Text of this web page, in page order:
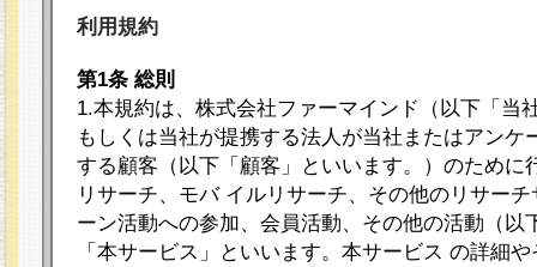
利用規約
第1条 総則
1.本規約は、株式会社ファーマインド（以下「当
もしくは当社が提携する法人が当社またはアンケ
する顧客（以下「顧客」といいます。）のために
リサーチ、モバ イルリサーチ、その他のリサー
ーン活動への参加、会員活動、その他の活動（以
「本サービス」といいます。本サービス の詳細